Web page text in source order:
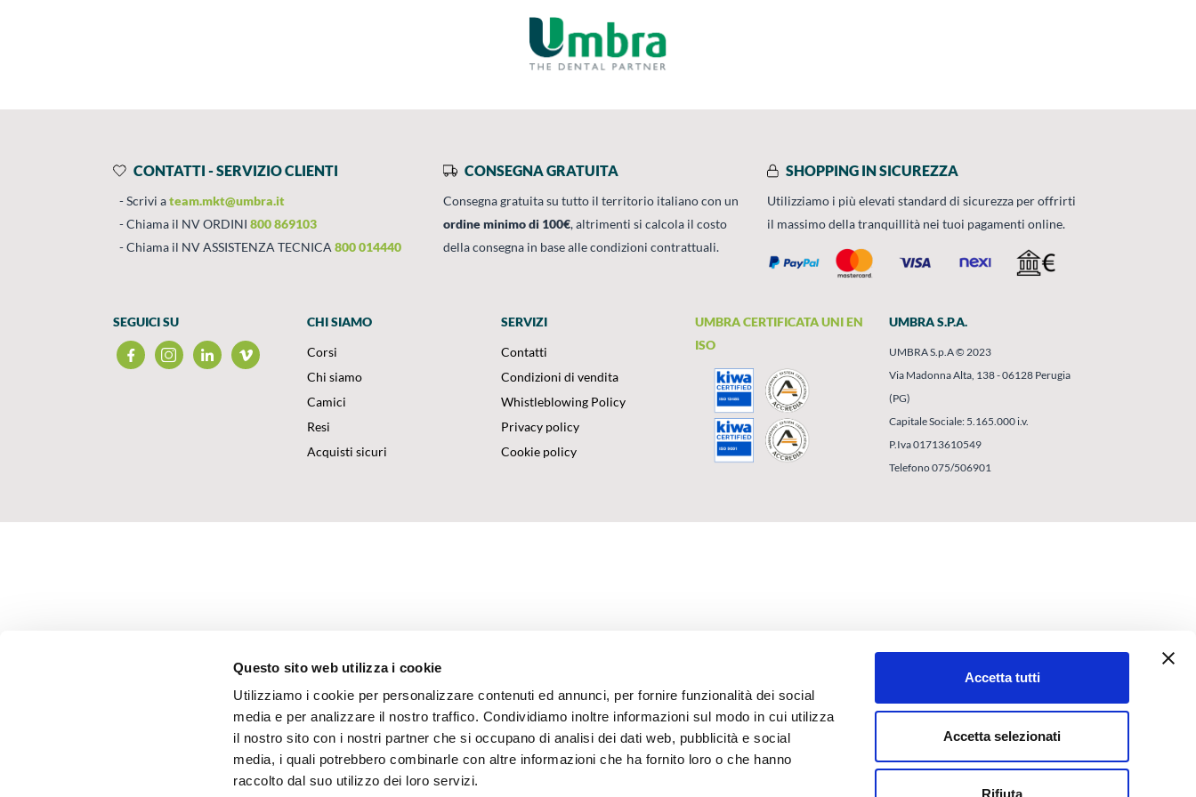
Questo sito web utilizza i cookie
Utilizziamo i cookie per personalizzare contenuti ed annunci, per fornire funzionalità dei social
media e per analizzare il nostro traffico. Condividiamo inoltre informazioni sul modo in cui utilizza
il nostro sito con i nostri partner che si occupano di analisi dei dati web, pubblicità e social
media, i quali potrebbero combinarle con altre informazioni che ha fornito loro o che hanno
raccolto dal suo utilizzo dei loro servizi.
Accetta tutti
Accetta selezionati
Rifiuta
CONTATTI - SERVIZIO CLIENTI
Scrivi ateam.mkt@umbra.it
Chiama il NV ORDINI 800 869103
Chiama il NV ASSISTENZA TECNICA 800 014440
CONSEGNA GRATUITA
Consegna gratuita su tutto il territorio italiano con un
ordine minimo di 100€, altrimenti si calcola il costo
della consegna in base alle condizioni contrattuali.
SHOPPING IN SICUREZZA
Utilizziamo i più elevati standard di sicurezza per offrirti
il massimo della tranquillità nei tuoi pagamenti online.
SEGUICI SU
CHI SIAMO
Corsi
Chi siamo
Camici
Resi
Acquisti sicuri
SERVIZI
Contatti
Condizioni di vendita
Whistleblowing Policy
Privacy policy
Cookie policy
UMBRA CERTIFICATA UNI EN
ISO
UMBRA S.P.A.
UMBRA S.p.A © 2023
Via Madonna Alta, 138 - 06128 Perugia
(PG)
Capitale Sociale: 5.165.000 i.v.
P.Iva 01713610549
Telefono 075/506901